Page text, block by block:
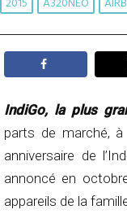
IndiGo, la plus
parts de marché,
anniversaire de
annoncé en
appareils de la